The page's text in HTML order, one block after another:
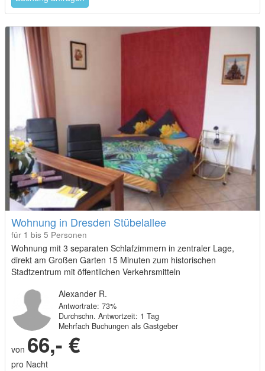
Wohnung in Dresden Stübelallee
für 1 bis 5 Personen
Wohnung mit 3 separaten Schlafzimmern in zentraler Lage,
direkt am Großen Garten 15 Minuten zum historischen
Stadtzentrum mit öffentlichen Verkehrsmitteln
Alexander R.
Antwortrate: 73%
Durchschn. Antwortzeit: 1 Tag
Mehrfach Buchungen als Gastgeber
von 66,- €
pro Nacht